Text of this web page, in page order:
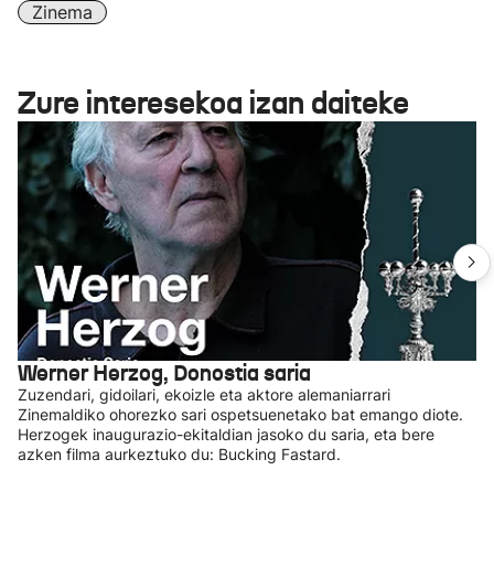
Zinema
Zure interesekoa izan daiteke
Werner Herzog, Donostia saria
Zuzendari, gidoilari, ekoizle eta aktore alemaniarrari
Zinemaldiko ohorezko sari ospetsuenetako bat emango diote.
Herzogek inaugurazio-ekitaldian jasoko du saria, eta bere
azken filma aurkeztuko du: Bucking Fastard.